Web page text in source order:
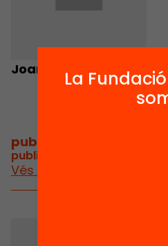
Joan Tallada
publicacions i vídeos
publicacions i vídeos
Vés a publicacions i
La